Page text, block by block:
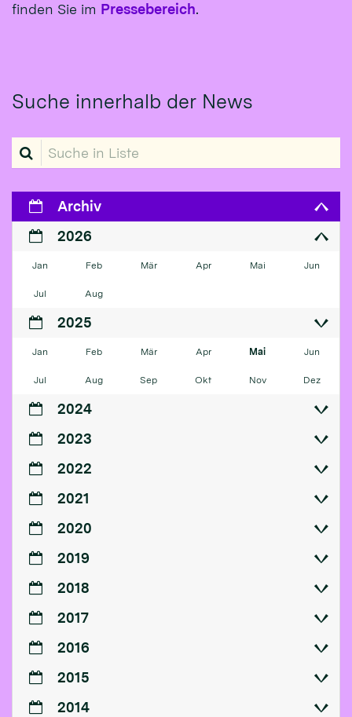
finden Sie im Pressebereich.
Suche innerhalb der News
Suche in Liste
Archiv
2026
Jan Feb Mär Apr Mai Jun
Jul Aug
2025
Jan Feb Mär Apr Mai Jun
Jul Aug Sep Okt Nov Dez
2024
2023
2022
2021
2020
2019
2018
2017
2016
2015
2014